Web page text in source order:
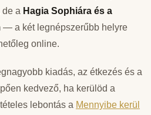
de a Hagia Sophiára és a
— a két legnépszerűbb helyre
online.
kiadás, az étkezés és a
kedvező, ha kerülöd a
lebontás a Mennyibe kerül